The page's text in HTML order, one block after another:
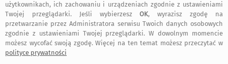
40 ,00 zł
50,00 zł
32,00 zł
40,00 zł
użytkownikach, ich zachowaniu i urządzeniach zgodnie z ustawieniami
Twojej przeglądarki. Jeśli wybierzeszOK, wyrazisz zgodę na
przetwarzanie przez Administratora serwisu Twoich danych osobowych
zgodnie z ustawieniami Twojej przeglądarki. W dowolnym momencie
możesz wycofać swoją zgodę. Więcej na ten temat możesz przeczytać w
polityce prywatności